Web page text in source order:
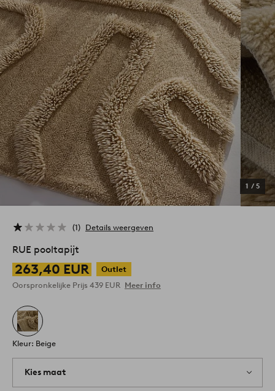
1 / 5
1 Details weergeven
RUE pooltapijt
263,40 EUR
Outlet
Oorspronkelijke Prijs 439 EUR Meer info
Kleur: Beige
Kies maat